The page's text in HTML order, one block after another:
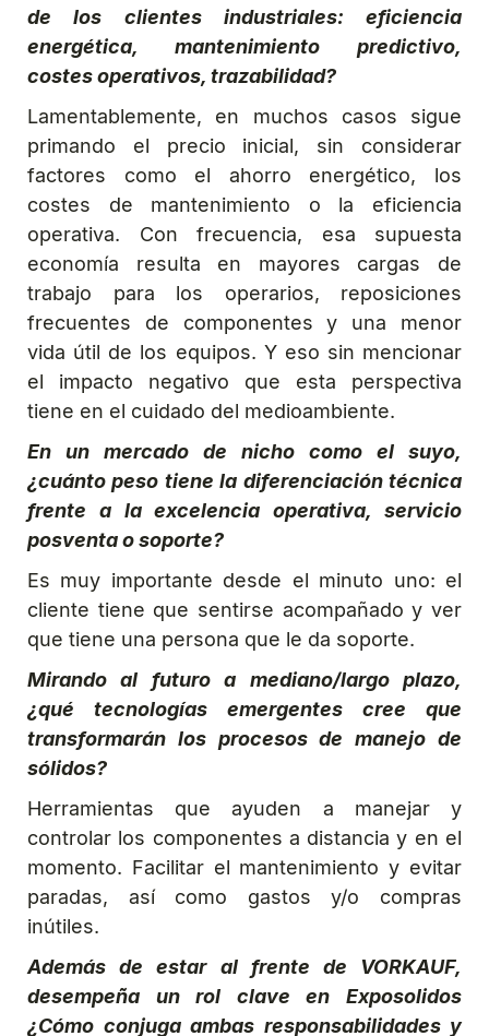
de los clientes industriales: eficiencia
energética, mantenimiento predictivo,
costes operativos, trazabilidad?
Lamentablemente, en muchos casos sigue
primando el precio inicial, sin considerar
factores como el ahorro energético, los
costes de mantenimiento o la eficiencia
operativa. Con frecuencia, esa supuesta
economía resulta en mayores cargas de
trabajo para los operarios, reposiciones
frecuentes de componentes y una menor
vida útil de los equipos. Y eso sin mencionar
el impacto negativo que esta perspectiva
tiene en el cuidado del medioambiente.
En un mercado de nicho como el suyo,
¿cuánto peso tiene la diferenciación técnica
frente a la excelencia operativa, servicio
posventa o soporte?
Es muy importante desde el minuto uno: el
cliente tiene que sentirse acompañado y ver
que tiene una persona que le da soporte.
Mirando al futuro a mediano/largo plazo,
¿qué tecnologías emergentes cree que
transformarán los procesos de manejo de
sólidos?
Herramientas que ayuden a manejar y
controlar los componentes a distancia y en el
momento. Facilitar el mantenimiento y evitar
paradas, así como gastos y/o compras
inútiles.
Además de estar al frente de VORKAUF,
desempeña un rol clave en Exposolidos
¿Cómo conjuga ambas responsabilidades y